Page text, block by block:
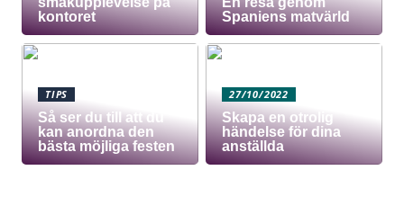
kontoret
Spaniens matvärld
TIPS
Så ser du till att du
kan anordna den
bästa möjliga festen
27/10/2022
Skapa en otrolig
händelse för dina
anställda